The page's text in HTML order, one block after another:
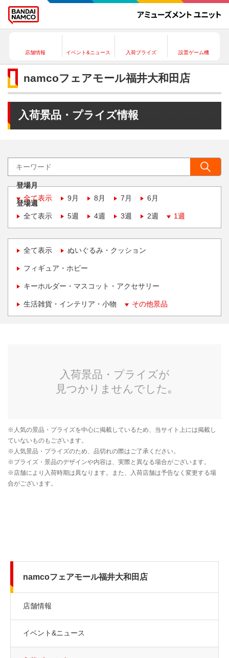
店舗情報 イベント&ニュース 入荷プライズ 設置ゲーム機
namcoフェアモール福井大和田店
入荷景品・プライズ情報
登場月
全て表示
9月 8月 7月 6月
登場週
全て表示
5週 4週 3週 2週 1週
全て表示 ぬいぐるみ・クッション
フィギュア・ホビー
キーホルダー・マスコット・アクセサリー
生活雑貨・インテリア・小物 その他景品
namcoフェアモール福井大和田店
店舗情報
イベント&ニュース